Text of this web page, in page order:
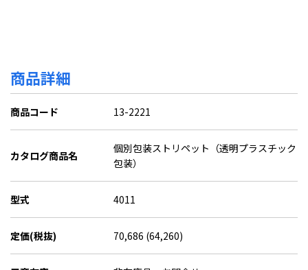
商品詳細
商品コード 13-2221
カタログ商品名
個別包装ストリペット（透明プラスチック
包装）
型式 4011
定価(税抜) 70,686 (64,260)